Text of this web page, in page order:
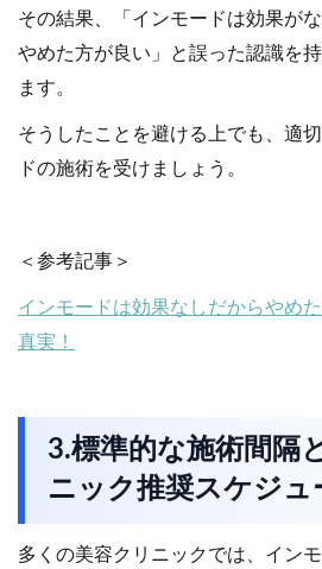
その結果、「インモードは効果が
やめた方が良い」と誤った認識を
ます。
そうしたことを避ける上でも、適
ドの施術を受けましょう。
＜参考記事＞
インモードは効果なしだからやめ
真実！
3.標準的な施術間隔
ニック推奨スケジュ
多くの美容クリニックでは、イン